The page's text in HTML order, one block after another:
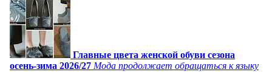
Главные цвета женской обуви сезона
осень-зима 2026/27 Мода продолжает обращаться к языку